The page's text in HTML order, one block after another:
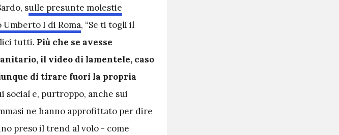
sulle presunte molestie
I di Roma, “Se ti togli il
tutti. Più che se avesse
il video di lamentele, caso
di tirare fuori la propria
social e, purtroppo, anche sui
ne hanno approfittato per dire
preso il trend al volo - come